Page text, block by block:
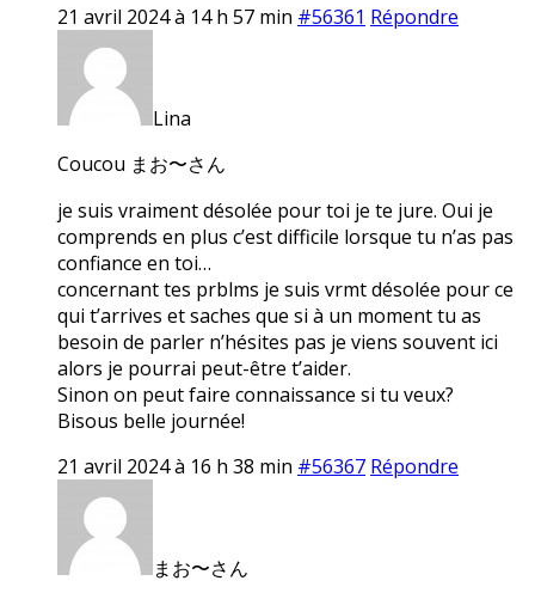
21 avril 2024 à 14 h 57 min #56361 Répondre
Lina
Coucou まお〜さん
je suis vraiment désolée pour toi je te jure. Oui je
comprends en plus c’est difficile lorsque tu n’as pas
confiance en toi…
concernant tes prblms je suis vrmt désolée pour ce
qui t’arrives et saches que si à un moment tu as
besoin de parler n’hésites pas je viens souvent ici
alors je pourrai peut-être t’aider.
Sinon on peut faire connaissance si tu veux?
Bisous belle journée!
21 avril 2024 à 16 h 38 min #56367 Répondre
まお〜さん